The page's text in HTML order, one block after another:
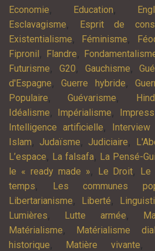
Economie, Education,
Esclavagisme, Esprit de
Existentialisme, Féminisme,
Fipronil, Flandre,
Futurisme, G20, Gauchisme,
d'Espagne,Guerre hybride,
Populaire,Guévarisme,
Idéalisme, Impérialisme,
Intelligence artificielle,
Islam, Judaïsme, Judiciaire,
L’espace, La falsafa, La Pensé-
le « ready made », Le Droit, Le
temps, Les communes
Libertarianisme, Liberté,
Lumières, Lutte armée,
Matérialisme, Matérialisme
historique, Matière vivante,